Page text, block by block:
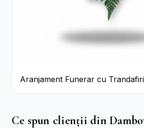
Aranjament Funerar cu Trandafiri
Albi Crizanteme Galbene și Crini
Ce spun clienții din